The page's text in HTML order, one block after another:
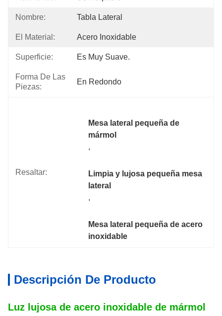
Nombre: Tabla Lateral
El Material: Acero Inoxidable
Superficie: Es Muy Suave.
Forma De Las
Piezas:
En Redondo
Resaltar:
Mesa lateral pequeña de
mármol
,
Limpia y lujosa pequeña mesa
lateral
,
Mesa lateral pequeña de acero
inoxidable
Descripción De Producto
Luz lujosa de acero inoxidable de mármol